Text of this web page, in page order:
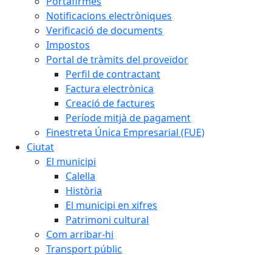
Notificacions electròniques
Verificació de documents
Impostos
Portal de tràmits del proveïdor
Perfil de contractant
Factura electrònica
Creació de factures
Període mitjà de pagament
Finestreta Única Empresarial (FUE)
Ciutat
El municipi
Calella
Història
El municipi en xifres
Patrimoni cultural
Com arribar-hi
Transport públic